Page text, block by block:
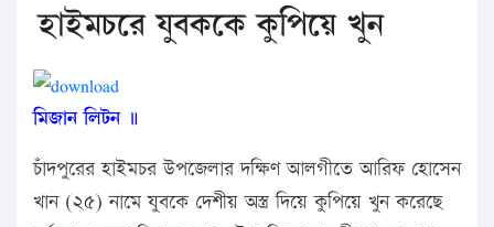
হাইমচরে যুবককে কুপিয়ে খুন
মিজান লিটন ॥
চাঁদপুরের হাইমচর উপজেলার দক্ষিণ আলগীতে আরিফ হোসেন
খান (২৫) নামে যুবকে দেশীয় অস্ত্র দিয়ে কুপিয়ে খুন করেছে